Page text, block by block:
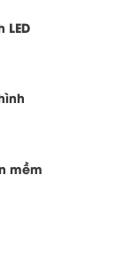
LED
mềm